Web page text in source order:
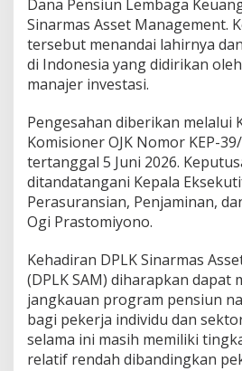
n
a
g
e
t
,
B
i
i
e
k
j
a
I
Dana Pensiun Lembaga
Sinarmas Asset Management.
tersebut menandai lahirnya
di Indonesia yang didirikan
manajer investasi.
Pengesahan diberikan melalui
Komisioner OJK Nomor KEP-
tertanggal 5 Juni 2026.
ditandatangani Kepala
Perasuransian, Penjaminan,
Ogi Prastomiyono.
Kehadiran DPLK Sinarmas
(DPLK SAM) diharapkan dapat
jangkauan program pensiun
bagi pekerja individu dan
selama ini masih memiliki
relatif rendah dibandingkan